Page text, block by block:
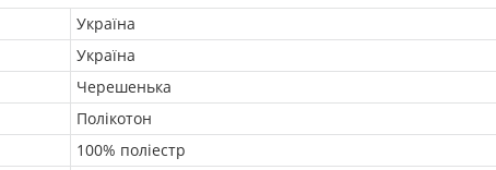
Україна
Україна
Черешенька
Полікотон
100% поліестр